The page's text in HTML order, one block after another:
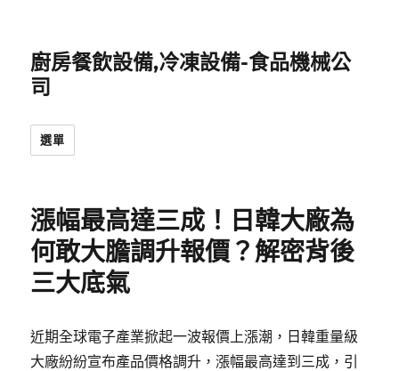
廚房餐飲設備,冷凍設備-食品機械公
司
選單
漲幅最高達三成！日韓大廠為
何敢大膽調升報價？解密背後
三大底氣
近期全球電子產業掀起一波報價上漲潮，日韓重量級
大廠紛紛宣布產品價格調升，漲幅最高達到三成，引